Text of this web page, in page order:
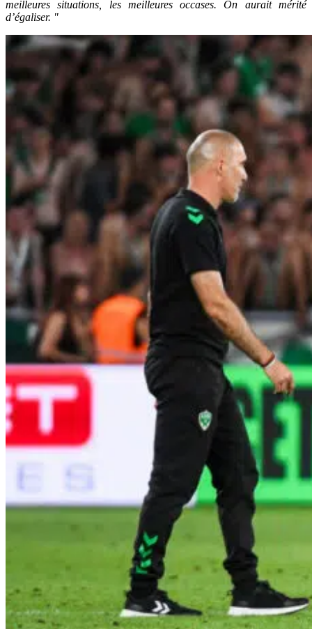
meilleures situations, les meilleures occases. On aurait mérité
d’égaliser. "